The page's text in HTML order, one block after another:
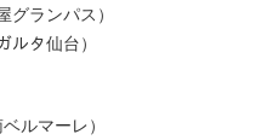
ランパス）
タ仙台）
マーレ）